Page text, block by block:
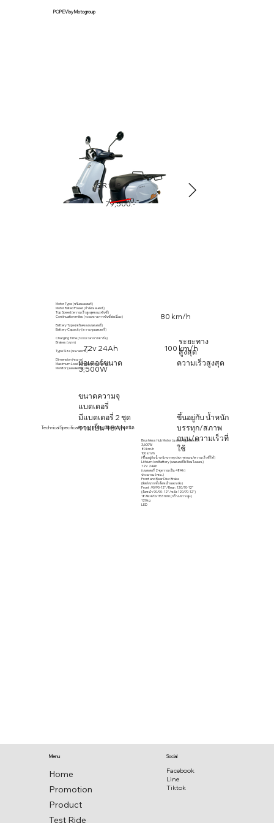
POP EV by Motogroup
60,240.-
SR 108
79,500.-
ขนาดความจุ
แบตเตอรี่
72v 24Ah
มีแบตเตอรี่ 2 ชุด
รวมเป็น 48Ah
ระยะทาง
สูงสุด
100 km/h
ขึ้นอยู่กับ น้ำหนัก
บรรทุก/สภาพ
ถนน/ความเร็วที่
ใช้
Motor Type (ชนิดมอเตอร์)
Motor Rated Power (กำลังมอเตอร์)
Top Speed (ความเร็วสูงสุดขณะขับขี่)
Continuation miles (ระยะทางการขับขี่ต่อเนื่อง)
Battery Type (ชนิดของแบตเตอรี่)
Battery Capacity (ความจุแบตเตอรี่)
Charging Time (ระยะเวลาการชาร์จ)
Brakes (เบรก)
Type Size (ขนาดยาง)
Dimension (ขนาด)
Maximum Load (น้ำหนักบรรทุกสูงสุด)
Monitor (จอแสดงผล)
Brushless Hub Motor (มอเตอร์ดุมล้อหลัง)
3,600W
80 km/h
100 km/h
(​ขึ้นอยู่กับ น้ำหนักบรรทุก/สภาพถนน/ความเร็วที่ใช้)
Lithium-Ion Battery (แบตเตอรี่ลิเรียมไอออน)
72V 24Ah
(​แบตเตอรี่ 2 ชุด รวมเป็น 48Ah)
ประมาณ 6 ชม.)
Front and Rear Disc Brake
(ดิสก์เบรก ทั้งล้อหน้าและหลัง)
Front : 90/90-12" / Rear : 120/70-12"
(ล้อหน้า 90/90- 12" / หลัง 120/70-12")
1874x470x1153 mm (กว้าง/ยาว/สูง)
120kg
LED
มอเตอร์ขนาด
3,500W
ความเร็วสูงสุด
80 km/h
Technical Specifications / รายละเอียดทางเทคนิค
Home
Promotion
Product
Test Ride
Menu
Facebook
Line
Tiktok
Social